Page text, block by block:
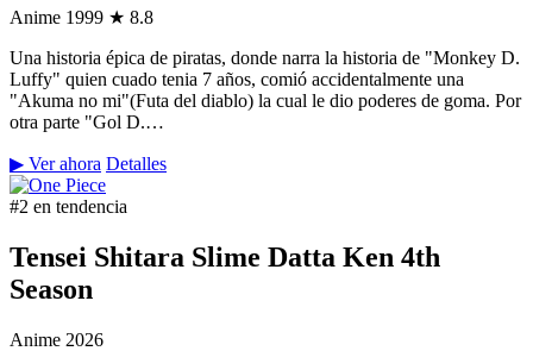
Anime 1999 ★ 8.8
Una historia épica de piratas, donde narra la historia de "Monkey D.
Luffy" quien cuado tenia 7 años, comió accidentalmente una
"Akuma no mi"(Futa del diablo) la cual le dio poderes de goma. Por
otra parte "Gol D.…
▶ Ver ahora Detalles
#2 en tendencia
Tensei Shitara Slime Datta Ken 4th
Season
Anime 2026